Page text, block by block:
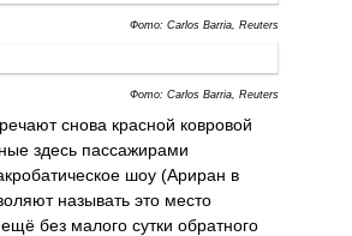
Фото: Carlos Barria, Reuters
Фото: Carlos Barria, Reuters
снова красной ковровой
здесь пассажирами
шоу (Ариран в
называть это место
без малого сутки обратного